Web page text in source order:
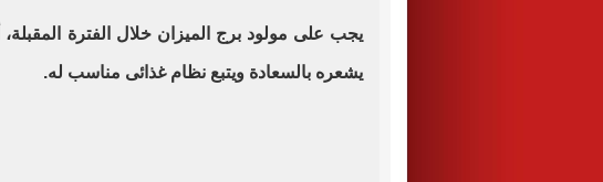
يجب على مولود برج الميزان خلال الفترة
يشعره بالسعادة ويتبع نظام غذائى مناسب له.